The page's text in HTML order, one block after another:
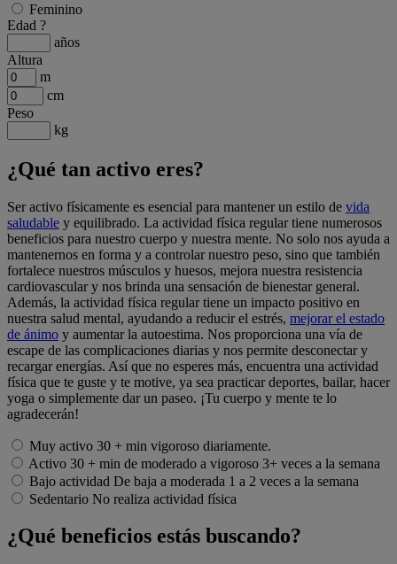
Feminino
Edad ?
años
Altura
m
cm
Peso
kg
¿Qué tan activo eres?
Ser activo físicamente es esencial para mantener un estilo de vida
saludable y equilibrado. La actividad física regular tiene numerosos
beneficios para nuestro cuerpo y nuestra mente. No solo nos ayuda a
mantenernos en forma y a controlar nuestro peso, sino que también
fortalece nuestros músculos y huesos, mejora nuestra resistencia
cardiovascular y nos brinda una sensación de bienestar general.
Además, la actividad física regular tiene un impacto positivo en
nuestra salud mental, ayudando a reducir el estrés, mejorar el estado
de ánimo y aumentar la autoestima. Nos proporciona una vía de
escape de las complicaciones diarias y nos permite desconectar y
recargar energías. Así que no esperes más, encuentra una actividad
física que te guste y te motive, ya sea practicar deportes, bailar, hacer
yoga o simplemente dar un paseo. ¡Tu cuerpo y mente te lo
agradecerán!
Muy activo 30 + min vigoroso diariamente.
Activo 30 + min de moderado a vigoroso 3+ veces a la semana
Bajo actividad De baja a moderada 1 a 2 veces a la semana
Sedentario No realiza actividad física
¿Qué beneficios estás buscando?